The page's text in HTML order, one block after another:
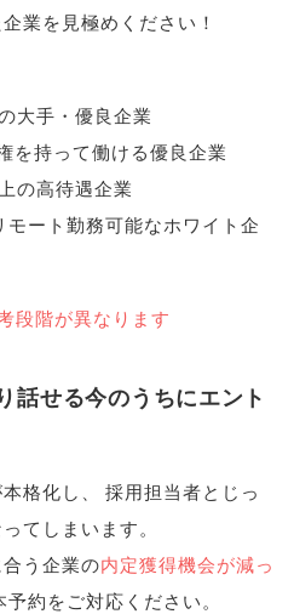
業を見極めください！
大手・優良企業
を持って働ける優良企業
の高待遇企業
モート勤務可能なホワイト企
段階が異なります
話せる今のうちにエント
格化し
採用担当者とじっ
てしまいます。
う企業の内定獲得機会が減っ
予約をご対応ください。